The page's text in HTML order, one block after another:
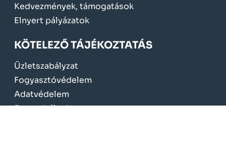
Kedvezmények, támogatások
Elnyert pályázatok
KÖTELEZŐ TÁJÉKOZTATÁS
Üzletszabályzat
Fogyasztóvédelem
Adatvédelem
Jogszabályok